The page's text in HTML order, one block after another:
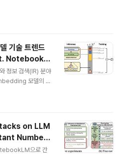
되지 않을까?,라고 생각하며. 좀 더 의미가
글을 보게 하기 위함이었으니 목적에 적합한
거에는 잘쓰인 백..
기술 트렌드
NotebookL
정보 검색(IR) 분야
모델의 발
stage Contr
키텍처와 방법론을
역할과 중요성Emb
의 잠재 공간(Lat
on LLM
Number
으로 간